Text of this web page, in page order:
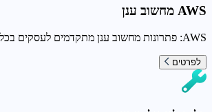
AWS מחשוב ענן
AWS: פתרונות מחשוב ענן מתקדמים לעסקים בכל גודל
לפרטים